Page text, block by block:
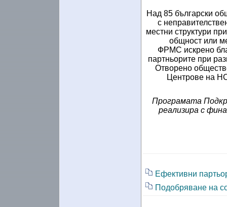
Над 85 български
с
местни структури
общност или
ФРМС искрено
партньорите при
Отворено
Центрове на
Програмата
реализира с
Ефективни
Подобряване на